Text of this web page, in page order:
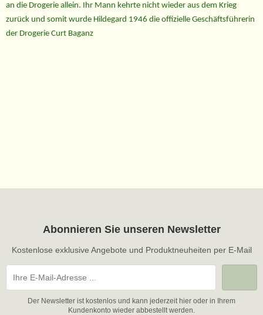
an die Drogerie allein. Ihr Mann kehrte nicht wieder aus dem Krieg
zurück und somit wurde Hildegard 1946 die offizielle Geschäftsführerin
der Drogerie Curt Baganz
Abonnieren Sie unseren Newsletter
Kostenlose exklusive Angebote und Produktneuheiten per E-Mail
Der Newsletter ist kostenlos und kann jederzeit hier oder in Ihrem
Kundenkonto wieder abbestellt werden.